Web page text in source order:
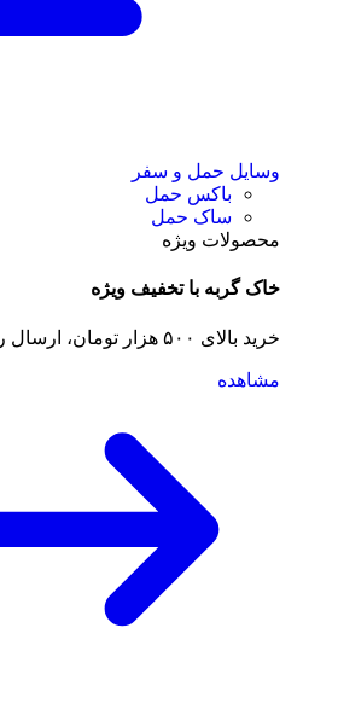
وسایل حمل و سفر
باکس حمل
ساک حمل
محصولات ویژه
خاک گربه با تخفیف ویژه
خرید بالای ۵۰۰ هزار تومان، ارسال رایگان
مشاهده